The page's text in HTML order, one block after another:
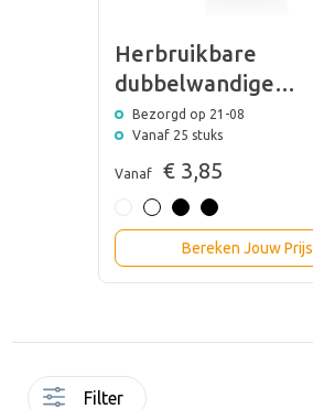
Herbruikbare
dubbelwandige
koffiebeker 300ml
Bezorgd op 21-08
Vanaf 25 stuks
Vanaf € 3,85
Bereken Jouw Prijs
Filter